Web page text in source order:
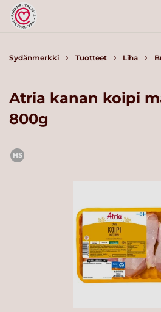
Sydänmerkki Tuotteet Liha
Atria kanan koipi
800g
HS